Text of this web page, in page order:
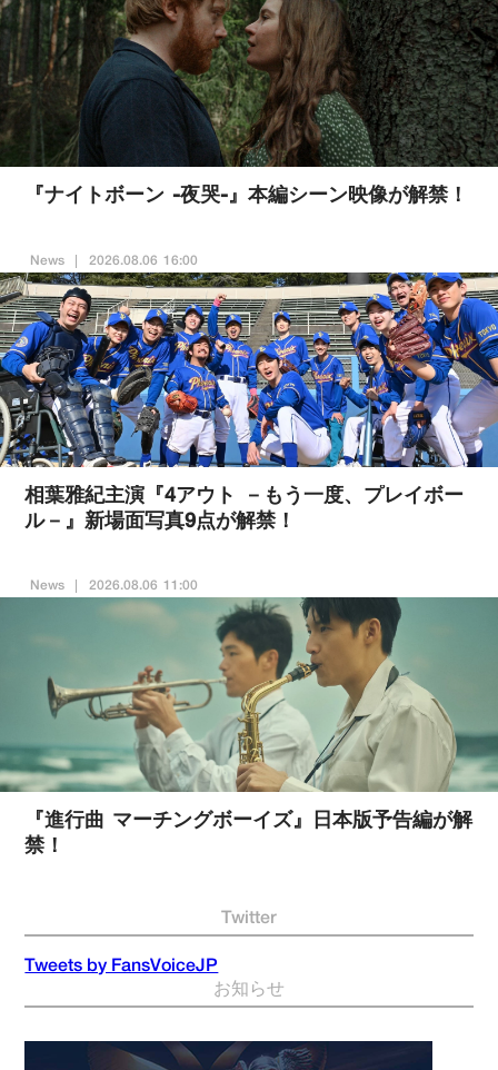
『ナイトボーン -夜哭-』本編シーン映像が解禁！
News 2026.08.06 16:00
相葉雅紀主演『4アウト －もう一度、プレイボー
ル－』新場面写真9点が解禁！
News 2026.08.06 11:00
『進行曲 マーチングボーイズ』日本版予告編が解
禁！
Twitter
Tweets by FansVoiceJP
お知らせ